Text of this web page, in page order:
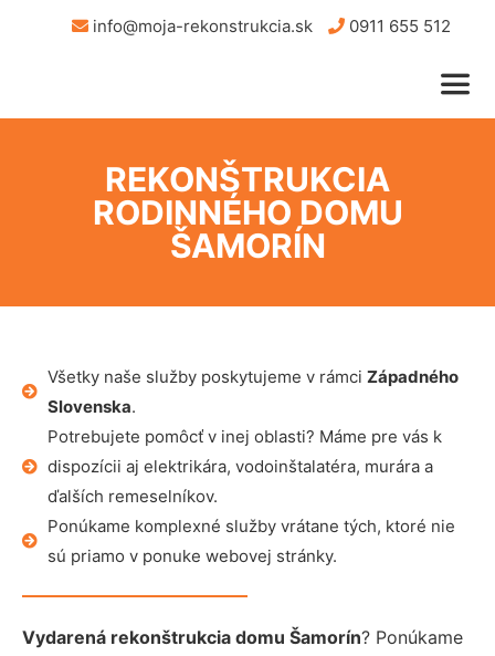
info@moja-rekonstrukcia.sk 0911 655 512
REKONŠTRUKCIA
RODINNÉHO DOMU
ŠAMORÍN
Všetky naše služby poskytujeme v rámci Západného
Slovenska.
Potrebujete pomôcť v inej oblasti? Máme pre vás k
dispozícii aj elektrikára, vodoinštalatéra, murára a
ďalších remeselníkov.
Ponúkame komplexné služby vrátane tých, ktoré nie
sú priamo v ponuke webovej stránky.
Vydarená rekonštrukcia domu Šamorín? Ponúkame